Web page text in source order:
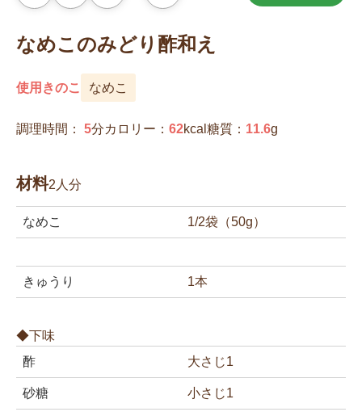
気
入
り
なめこのみどり酢和え
使用きのこ なめこ
調理時間： 5分カロリー： 62kcal 糖質： 11.6g
材料2人分
なめこ 1/2袋（50g）
きゅうり 1本
◆下味
酢
大さじ1
砂糖 小さじ1